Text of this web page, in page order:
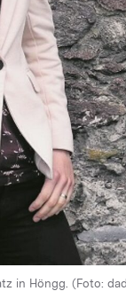
in Höngg. (Foto: